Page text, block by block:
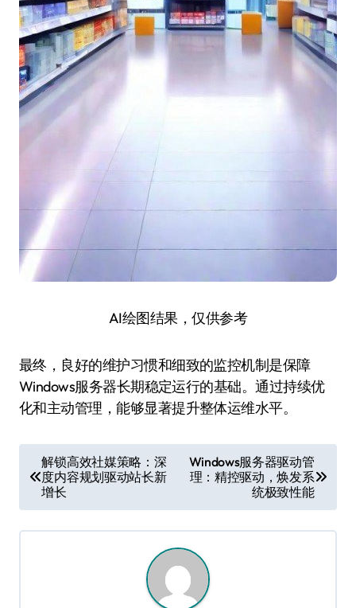
AI绘图结果，仅供参考
最终，良好的维护习惯和细致的监控机制是保障
Windows服务器长期稳定运行的基础。通过持续优
化和主动管理，能够显著提升整体运维水平。
章
导
航
解锁高效社媒策略：深
度内容规划驱动站长新
增长
Windows服务器驱动管
理：精控驱动，焕发系
统极致性能